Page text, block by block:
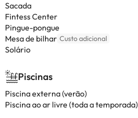
Sacada
Fintess Center
Pingue-pongue
Mesa de bilhar Custo adicional
Solário
Piscinas
Piscina externa (verão)
Piscina ao ar livre (toda a temporada)